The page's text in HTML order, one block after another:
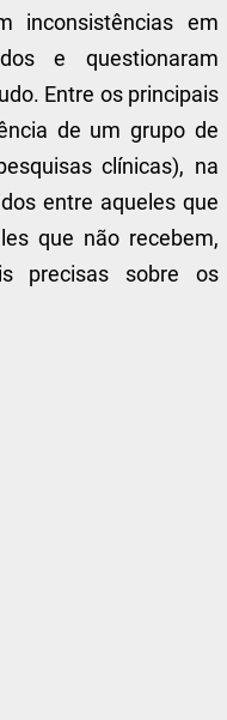
inconsistências em
e questionaram
Entre os principais
de um grupo de
clínicas), na
entre aqueles que
que não recebem,
precisas sobre os